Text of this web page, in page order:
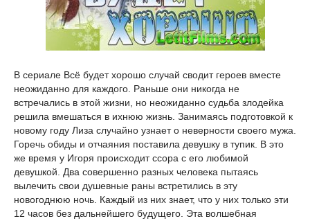
В сериале Всё будет хорошо случай сводит героев вместе
неожиданно для каждого. Раньше они никогда не
встречались в этой жизни, но неожиданно судьба злодейка
решила вмешаться в ихнюю жизнь. Занимаясь подготовкой к
новому году Лиза случайно узнает о неверности своего мужа.
Горечь обиды и отчаяния поставила девушку в тупик. В это
же время у Игоря происходит ссора с его любимой
девушкой. Два совершенно разных человека пытаясь
вылечить свои душевные раны встретились в эту
новогоднюю ночь. Каждый из них знает, что у них только эти
12 часов без дальнейшего будущего. Эта волшебная